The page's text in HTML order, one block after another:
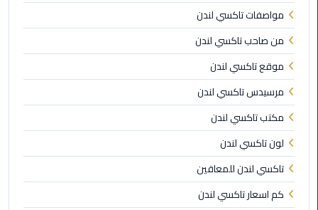
ليموزين
البحيرة
ليموزين
بلطيم
ليموزين
بورسعيد
ليموزين
الشرقية
مواصفات تاكسي لندن
من صاحب تاكسي لندن
موقع تاكسي لندن
مرسيدس تاكسي لندن
مكتب تاكسي لندن
لون تاكسي لندن
تاكسي لندن للمعاقين
كم اسعار تاكسي لندن